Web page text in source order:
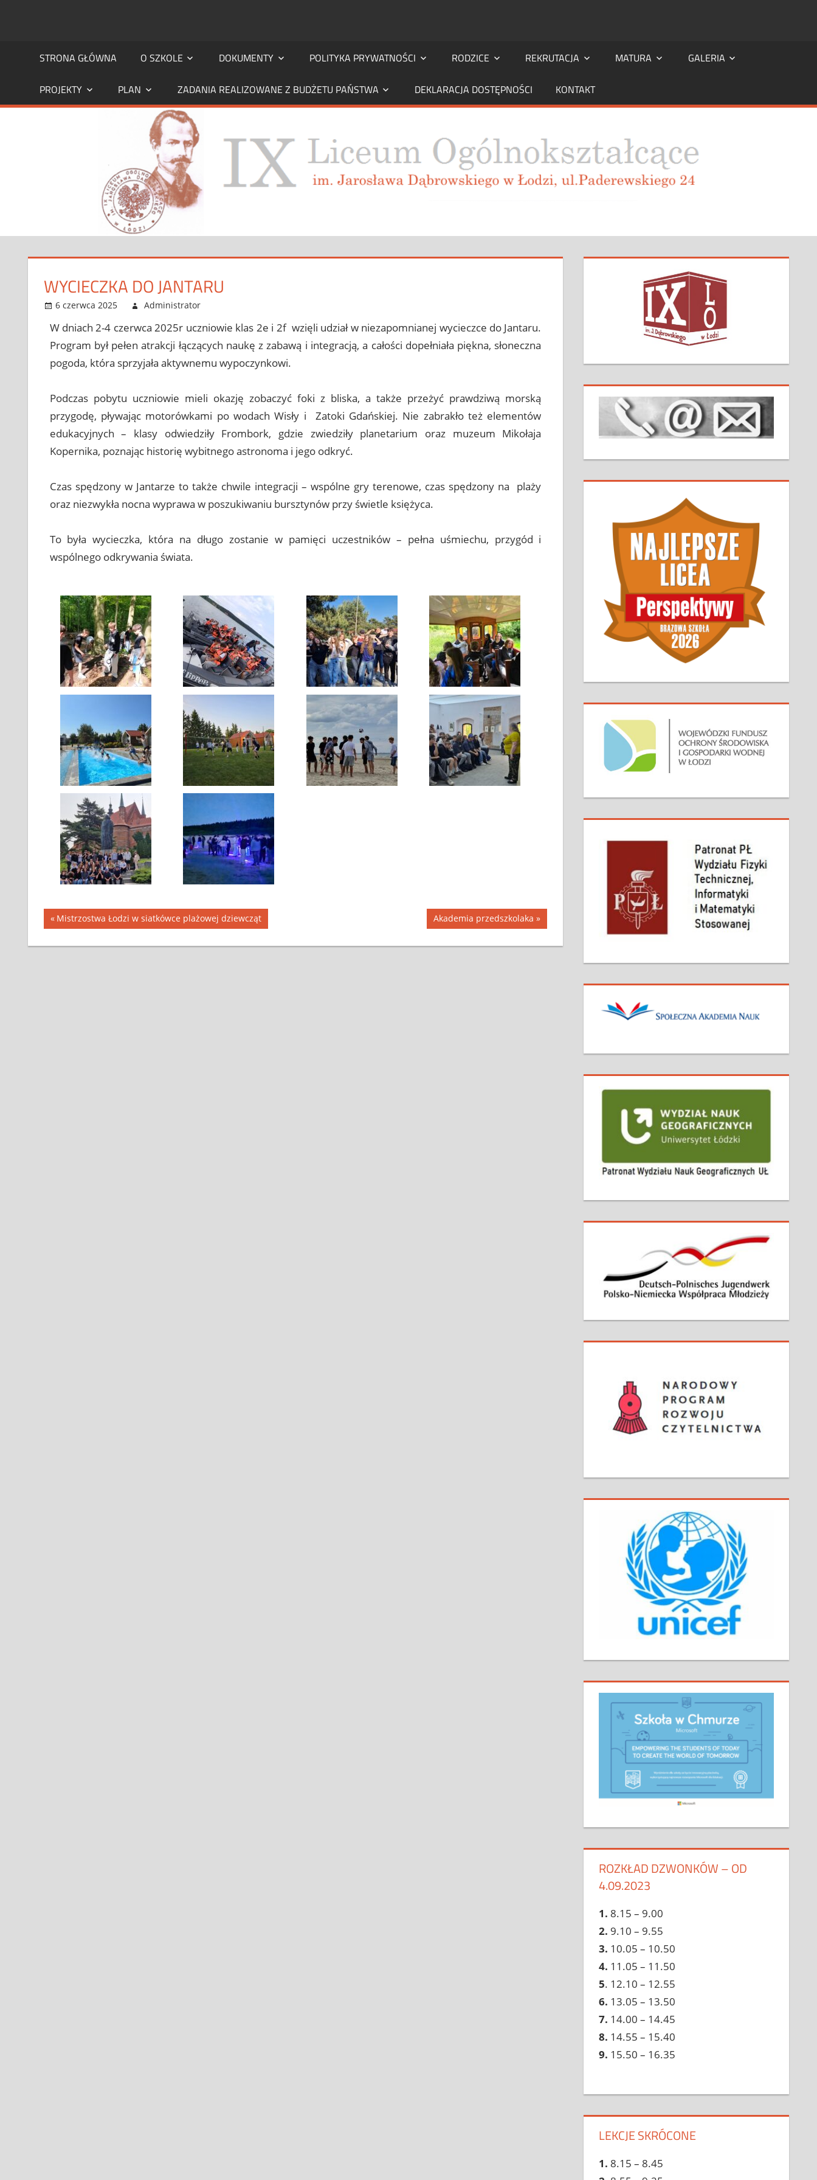
IX
LO
LOSTRONA GŁÓWNA O SZKOLE DOKUMENTY POLITYKA PRYWATNOŚCI RODZICE REKRUTACJA MATURA GALERIA
PROJEKTY PLAN ZADANIA REALIZOWANE Z BUDŻETU PAŃSTWA DEKLARACJA DOSTĘPNOŚCI KONTAKT
WYCIECZKA DO JANTARU
6 czerwca 2025 Administrator
W dniach 2-4 czerwca 2025r uczniowie klas 2e i 2f wzięli udział w niezapomnianej wycieczce do Jantaru.
Program był pełen atrakcji łączących naukę z zabawą i integracją, a całości dopełniała piękna, słoneczna
pogoda, która sprzyjała aktywnemu wypoczynkowi.
Podczas pobytu uczniowie mieli okazję zobaczyć foki z bliska, a także przeżyć prawdziwą morską
przygodę, pływając motorówkami po wodach Wisły i Zatoki Gdańskiej. Nie zabrakło też elementów
edukacyjnych – klasy odwiedziły Frombork, gdzie zwiedziły planetarium oraz muzeum Mikołaja
Kopernika, poznając historię wybitnego astronoma i jego odkryć.
Czas spędzony w Jantarze to także chwile integracji – wspólne gry terenowe, czas spędzony na plaży
oraz niezwykła nocna wyprawa w poszukiwaniu bursztynów przy świetle księżyca.
To była wycieczka, która na długo zostanie w pamięci uczestników – pełna uśmiechu, przygód i
wspólnego odkrywania świata.
Mistrzostwa Łodzi w siatkówce plażowej dziewcząt Akademia przedszkolaka
ROZKŁAD DZWONKÓW – OD
4.09.2023
1. 8.15 – 9.00
2. 9.10 – 9.55
3. 10.05 – 10.50
4. 11.05 – 11.50
5. 12.10 – 12.55
6. 13.05 – 13.50
7. 14.00 – 14.45
8. 14.55 – 15.40
9. 15.50 – 16.35
LEKCJE SKRÓCONE
1. 8.15 – 8.45